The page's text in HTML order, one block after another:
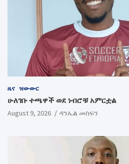
ዜና ዝውውር
ሁለገቡ ተጫዋች ወደ ነብሮቹ አምርቷል
August 9, 2026 ዳንኤል መስፍን